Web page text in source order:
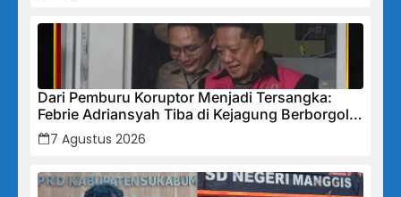
Dari Pemburu Koruptor Menjadi Tersangka:
Febrie Adriansyah Tiba di Kejagung Berborgol,
Bawa Map Biru dan Senyum Penuh Teka-teki
7 Agustus 2026